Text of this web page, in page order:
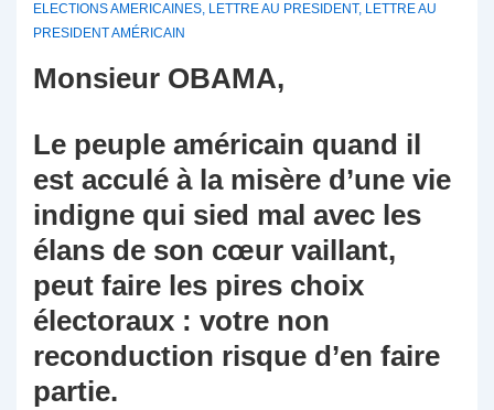
ELECTIONS AMERICAINES, LETTRE AU PRESIDENT, LETTRE AU
PRESIDENT AMÉRICAIN
Monsieur OBAMA,
Le peuple américain quand il
est acculé à la misère d’une vie
indigne qui sied mal avec les
élans de son cœur vaillant,
peut faire les pires choix
électoraux : votre non
reconduction risque d’en faire
partie.